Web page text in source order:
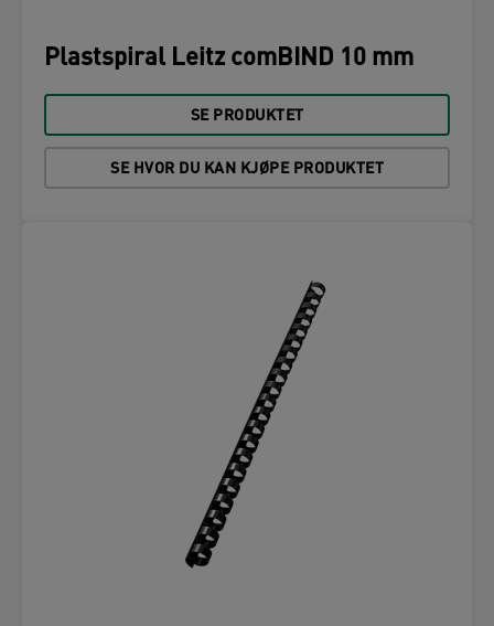
Plastspiral Leitz comBIND 10 mm
SE PRODUKTET
SE HVOR DU KAN KJØPE PRODUKTET